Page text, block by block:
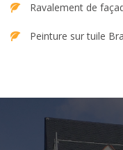
Ravalement de
Peinture sur tuile